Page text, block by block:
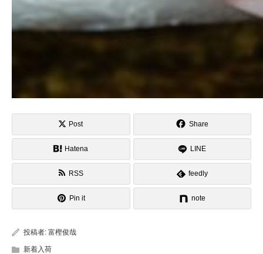
Post Share
Hatena LINE
RSS feedly
Pin it note
投稿者: 富樫俊哉
新着入荷